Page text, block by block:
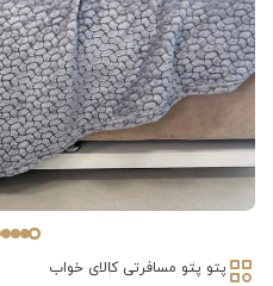
پتو پتو مسافرتی کالای خواب